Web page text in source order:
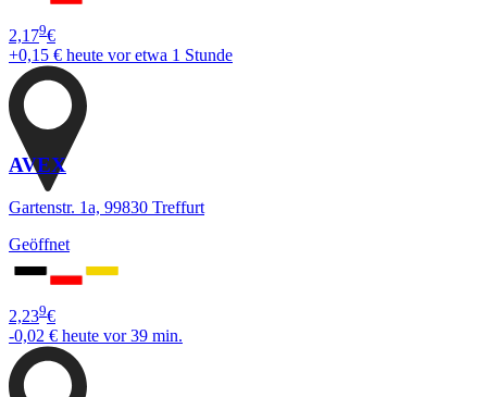
2,179€
+0,15 € heute vor etwa 1 Stunde
AVEX
Gartenstr. 1a, 99830 Treffurt
Geöffnet
2,239€
-0,02 € heute vor 39 min.